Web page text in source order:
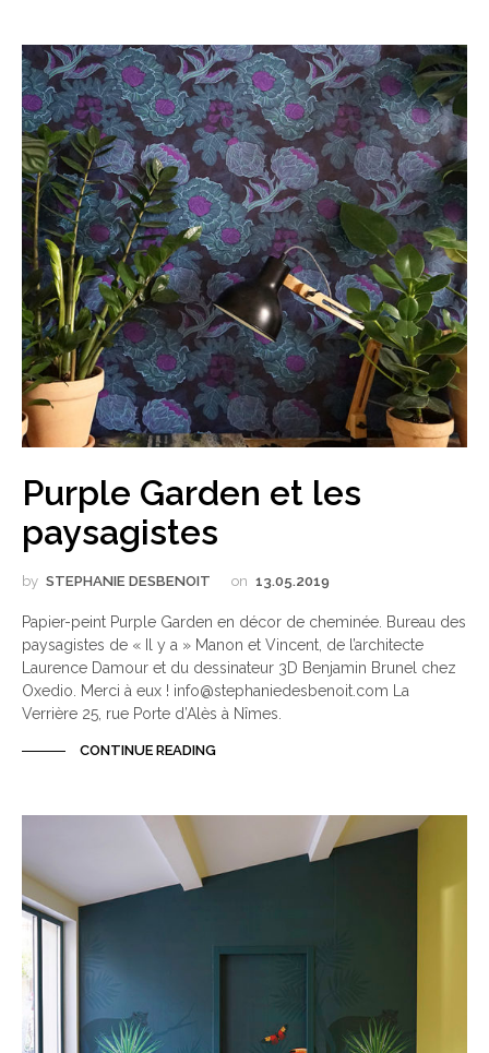
Purple Garden et les
paysagistes
by STEPHANIE DESBENOIT on 13.05.2019
Papier-peint Purple Garden en décor de cheminée. Bureau des
paysagistes de « Il y a » Manon et Vincent, de l’architecte
Laurence Damour et du dessinateur 3D Benjamin Brunel chez
Oxedio. Merci à eux ! info@stephaniedesbenoit.com La
Verrière 25, rue Porte d’Alès à Nîmes.
CONTINUE READING